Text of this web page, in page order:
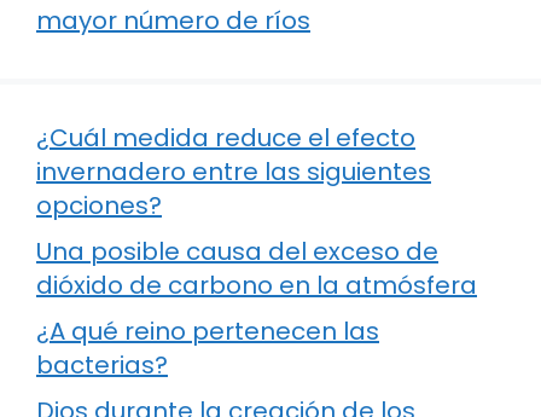
mayor número de ríos
¿Cuál medida reduce el efecto
invernadero entre las siguientes
opciones?
Una posible causa del exceso de
dióxido de carbono en la atmósfera
¿A qué reino pertenecen las
bacterias?